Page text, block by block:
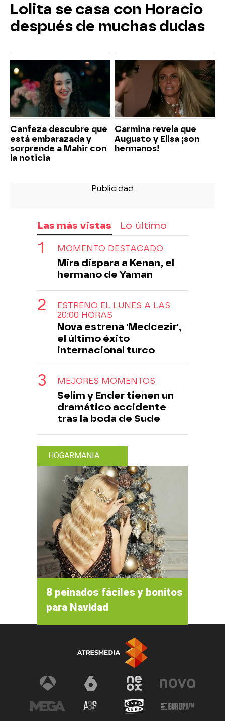
Lolita se casa con Horacio
después de muchas dudas
Canfeza descubre que
está embarazada y
sorprende a Mahir con
la noticia
Carmina revela que
Augusto y Elisa ¡son
hermanos!
Las más vistas Lo último
MOMENTO DESTACADO
Mira dispara a Kenan, el
hermano de Yaman
ESTRENO EL LUNES A LAS
20:00 HORAS
Nova estrena 'Medcezir',
el último éxito
internacional turco
MEJORES MOMENTOS
Selim y Ender tienen un
dramático accidente
tras la boda de Sude
HOGARMANIA
8 peinados fáciles y bonitos
para Navidad